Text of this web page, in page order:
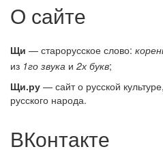
О сайте
Щи — старорусское слово:
из 1го звука и 2х букв;
Щи.ру — сайт о русской
русского народа.
ВКонтакте